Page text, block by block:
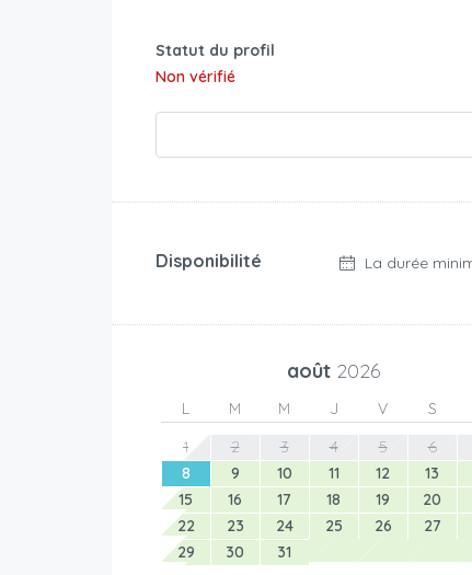
Statut du profil
Non vérifié
Disponibilité La durée
août 2026
L M M J V S
1
2 3 4 5 6
8
9 10 11 12 13
15
16 17 18 19 20
22
23 24 25 26 27
29
30 31